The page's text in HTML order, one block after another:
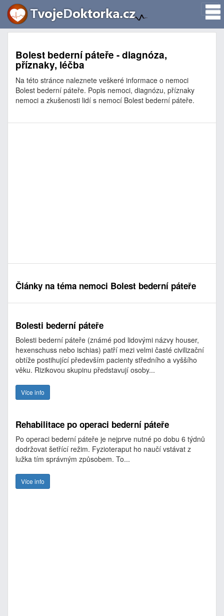
Bolest bederní páteře - diagnóza,
příznaky, léčba
Na této stránce naleznete veškeré informace o nemoci
Bolest bederní páteře. Popis nemoci, diagnózu, příznaky
nemoci a zkušenosti lidí s nemocí Bolest bederní páteře.
Články na téma nemoci Bolest bederní páteře
Bolesti bederní páteře
Bolesti bederní páteře (známé pod lidovými názvy houser,
hexenschuss nebo ischias) patří mezi velmi časté civilizační
obtíže postihující především pacienty středního a vyššího
věku. Rizikovou skupinu představují osoby...
Více info
Rehabilitace po operaci bederní páteře
Po operaci bederní páteře je nejprve nutné po dobu 6 týdnů
dodržovat šetřící režim. Fyzioteraput ho naučí vstávat z
lužka tím správným způsobem. To...
Více info